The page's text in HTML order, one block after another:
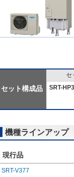
セット構成品
セ
SRT-
機種ラインアップ
現行品
SRT-V377